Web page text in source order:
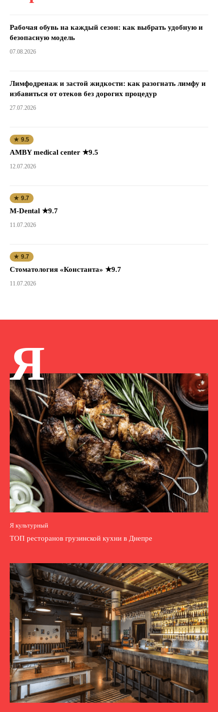
Рабочая обувь на каждый сезон: как выбрать удобную и
безопасную модель
07.08.2026
Лимфодренаж и застой жидкости: как разогнать лимфу и
избавиться от отеков без дорогих процедур
27.07.2026
★ 9.5
AMBY medical center ★9.5
12.07.2026
★ 9.7
M-Dental ★9.7
11.07.2026
★ 9.7
Стоматология «Константа» ★9.7
11.07.2026
Я
Я культурный
ТОП ресторанов грузинской кухни в Днепре